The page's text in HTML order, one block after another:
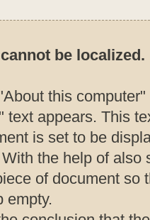
be localized.
this
text appears. This
is set to be
the help of also
of document so
empty.